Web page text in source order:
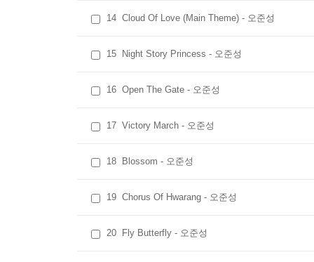
14 Cloud Of Love (Main Theme) - 오준성
15 Night Story Princess - 오준성
16 Open The Gate - 오준성
17 Victory March - 오준성
18 Blossom - 오준성
19 Chorus Of Hwarang - 오준성
20 Fly Butterfly - 오준성